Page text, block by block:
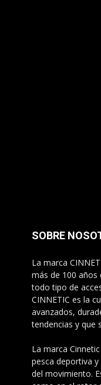
SOBRE
La marca
más de 100 años
todo tipo de
CINNETIC es la
avanzados,
tendencias y que
La marca
pesca deportiva
del movimiento.